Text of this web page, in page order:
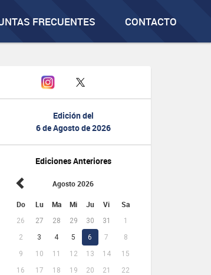
FRECUENTES CONTACTO
Edición del
6 de Agosto de 2026
Ediciones Anteriores
Agosto 2026
Do Lu Ma Mi Ju Vi Sa
26 27 28 29 30 31
1
2
3 4 5 6 7
8
9
10 11 12 13 14
15
16
17 18 19 20 21
22